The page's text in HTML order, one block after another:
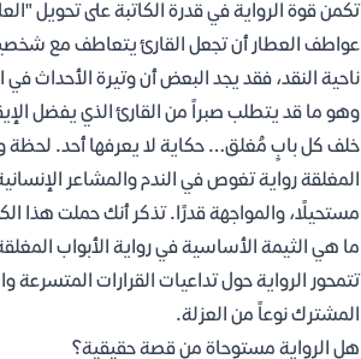
تكمن قوة الرواية في قدرة الكاتبة على تحويل
عواطف العطار أن تجعل القارئ يتعاطف مع
ناحية النقد، فقد يجد البعض أن وتيرة الأحداث
وهو ما قد يتطلب صبراً من القارئ الذي يفضل
خلف كل بابٍ مُغلق… حكاية لا يعرفها أحد. لحظة
المغلقة رواية تغوص في الندم والمشاعر
مستحيلًا، والمواجهة قدرًا. تذكر أنك حملت هذا
ما هي الثيمة الأساسية في رواية الأبواب
تتمحور الرواية حول تداعيات القرارات
المشترك نوعاً من العزلة.
هل الرواية مستوحاة من قصة حقيقية؟